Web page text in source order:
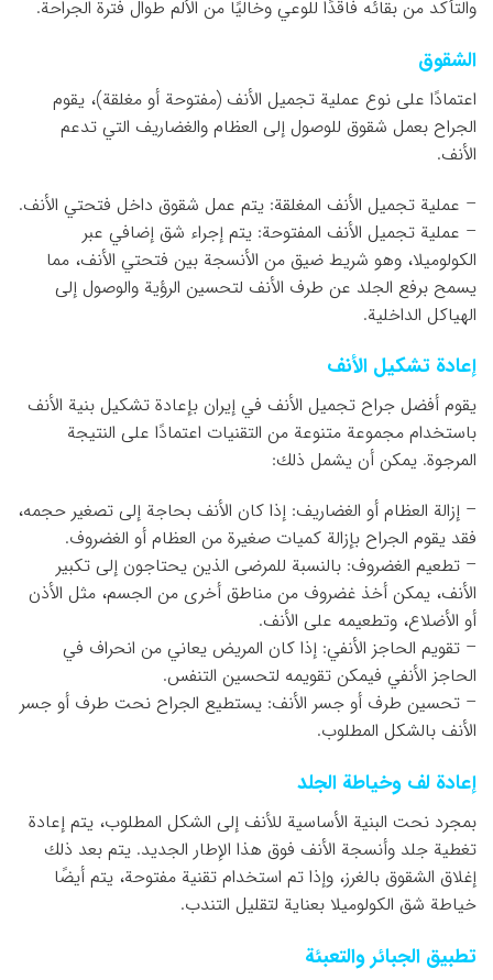
والتأكد من بقائه فاقدًا للوعي وخاليًا من الألم طوال فترة الجراحة.
الشقوق
اعتمادًا على نوع عملية تجميل الأنف (مفتوحة أو مغلقة)، يقوم
الجراح بعمل شقوق للوصول إلى العظام والغضاريف التي تدعم
الأنف.
– عملية تجميل الأنف المغلقة: يتم عمل شقوق داخل فتحتي الأنف.
– عملية تجميل الأنف المفتوحة: يتم إجراء شق إضافي عبر
الكولوميلا، وهو شريط ضيق من الأنسجة بين فتحتي الأنف، مما
يسمح برفع الجلد عن طرف الأنف لتحسين الرؤية والوصول إلى
الهياكل الداخلية.
إعادة تشكيل الأنف
يقوم أفضل جراح تجميل الأنف في إيران بإعادة تشكيل بنية الأنف
باستخدام مجموعة متنوعة من التقنيات اعتمادًا على النتيجة
المرجوة. يمكن أن يشمل ذلك:
– إزالة العظام أو الغضاريف: إذا كان الأنف بحاجة إلى تصغير حجمه،
فقد يقوم الجراح بإزالة كميات صغيرة من العظام أو الغضروف.
– تطعيم الغضروف: بالنسبة للمرضى الذين يحتاجون إلى تكبير
الأنف، يمكن أخذ غضروف من مناطق أخرى من الجسم، مثل الأذن
أو الأضلاع، وتطعيمه على الأنف.
– تقويم الحاجز الأنفي: إذا كان المريض يعاني من انحراف في
الحاجز الأنفي فيمكن تقويمه لتحسين التنفس.
– تحسين طرف أو جسر الأنف: يستطيع الجراح نحت طرف أو جسر
الأنف بالشكل المطلوب.
إعادة لف وخياطة الجلد
بمجرد نحت البنية الأساسية للأنف إلى الشكل المطلوب، يتم إعادة
تغطية جلد وأنسجة الأنف فوق هذا الإطار الجديد. يتم بعد ذلك
إغلاق الشقوق بالغرز، وإذا تم استخدام تقنية مفتوحة، يتم أيضًا
خياطة شق الكولوميلا بعناية لتقليل التندب.
تطبيق الجبائر والتعبئة